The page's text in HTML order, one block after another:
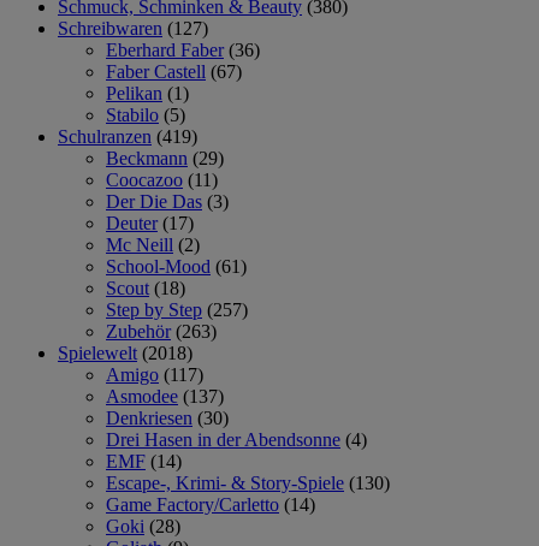
Schmuck, Schminken & Beauty (380)
Schreibwaren (127)
Eberhard Faber (36)
Faber Castell (67)
Pelikan (1)
Stabilo (5)
Schulranzen (419)
Beckmann (29)
Coocazoo (11)
Der Die Das (3)
Deuter (17)
Mc Neill (2)
School-Mood (61)
Scout (18)
Step by Step (257)
Zubehör (263)
Spielewelt (2018)
Amigo (117)
Asmodee (137)
Denkriesen (30)
Drei Hasen in der Abendsonne (4)
EMF (14)
Escape-, Krimi- & Story-Spiele (130)
Game Factory/Carletto (14)
Goki (28)